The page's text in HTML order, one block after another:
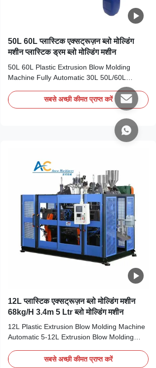
50L 60L प्लास्टिक एक्सट्रूज़न ब्लो मोल्डिंग
मशीन प्लास्टिक ड्रम ब्लो मोल्डिंग मशीन
50L 60L Plastic Extrusion Blow Molding
Machine Fully Automatic 30L 50L/60L
HDPE/PP Plastic Drum Jerry Can Extrusion
Blow Molding Machine with High Output
Motor-Driven System Technical
Specifications Specification Value Voltage
380V Clamping Force (kN) 180 Output
(kg/h) 40 Plastic Processed PP, HDPE, ...
सबसे अच्छी कीमत प्राप्त करें
12L प्लास्टिक एक्सट्रूज़न ब्लो मोल्डिंग मशीन
68kg/H 3.4m 5 Ltr ब्लो मोल्डिंग मशीन
12L Plastic Extrusion Blow Molding Machine
Automatic 5-12L Extrusion Blow Molding
Production with Engine & Motor Core
सबसे अच्छी कीमत प्राप्त करें